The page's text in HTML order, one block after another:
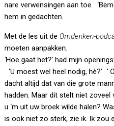
nare verwensingen aan toe.
hem in gedachten.
Met de les uit de Omdenken-
moeten aanpakken.
‘Hoe gaat het?’ had mijn
‘U moest wel heel nodig, hè?’
dacht altijd dat van die grote
hadden. Maar dit stelt niet zoveel
u ‘m uit uw broek wilde halen?
is ook niet zo sterk, zie ik. Ik zou